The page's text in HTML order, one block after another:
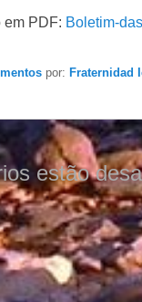
em PDF: Boletim-
por: Fraternidad
estão